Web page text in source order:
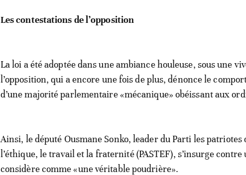
Les contestations de l’opposition
La loi a été adoptée dans une ambiance houleuse, sous une
l’opposition, qui a encore une fois de plus, dénonce le
d’une majorité parlementaire «mécanique» obéissant aux
Ainsi, le député Ousmane Sonko, leader du Parti les patriotes
l’éthique, le travail et la fraternité (PASTEF), s’insurge contre
considère comme «une véritable poudrière».